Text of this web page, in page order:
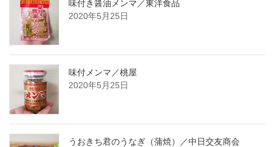
味付き醤油メンマ／東洋食品
2020年5月25日
味付メンマ／桃屋
2020年5月25日
うおきち君のうなぎ（蒲焼）／中日交友商会